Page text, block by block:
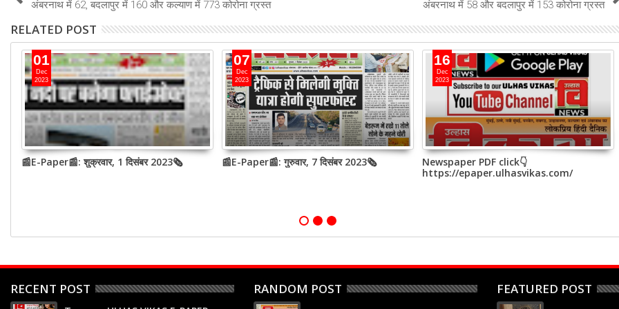
अंबरनाथ में 62, बदलापुर में 160 और कल्याण में 773 कोरोना ग्रस्त अंबरनाथ में 58 और बदलापुर में 153 कोरोना ग्रस्त
RELATED POST
01
Dec
2023
📰E-Paper📰: शुक्रवार, 1 दिसंबर 2023🗞
07
Dec
2023
📰E-Paper📰: गुरुवार, 7 दिसंबर 2023🗞
16
Dec
2023
Newspaper PDF click👇
https://epaper.ulhasvikas.com/
RECENT POST RANDOM POST FEATURED POST